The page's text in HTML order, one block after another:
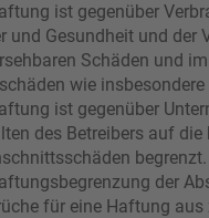
ist gegenüber
und Gesundheit und
Schäden und
wie
ist gegenüber
des Betreibers auf
der
für eine Haftung